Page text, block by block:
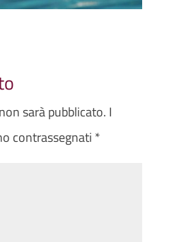
sarà pubblicato. I
contrassegnati *